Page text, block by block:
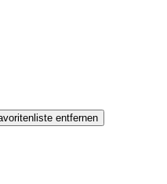
entfernen